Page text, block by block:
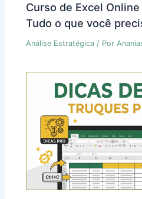
Curso de Excel
Tudo o que você
Análise Estratégica / Por